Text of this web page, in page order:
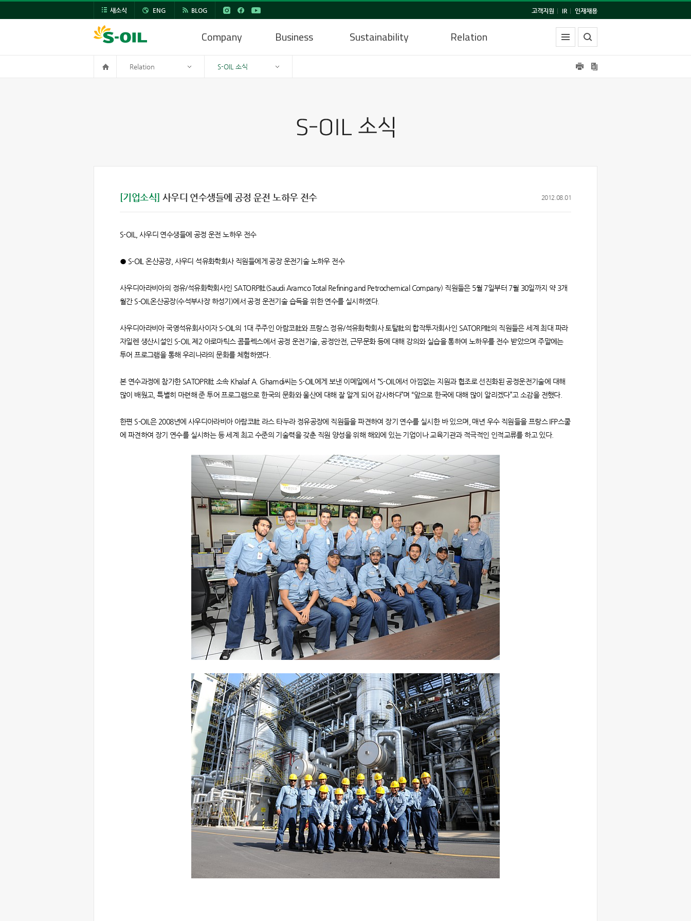
새소식 ENG BLOG 고객지원 IR 인재채용
Company Business Sustainability Relation
Relation S-OIL 소식
[기업소식] 사우디 연수생들에 공정 운전 노하우 전수 2012.08.01
S-OIL, 사우디 연수생들에 공정 운전 노하우 전수
● S-OIL 온산공장, 사우디 석유화학회사 직원들에게 공장 운전기술 노하우 전수
사우디아라비아의 정유/석유화학회사인 SATORP社(Saudi Aramco Total Refining and Petrochemical Company) 직원들은 5월 7일부터 7월 30일까지 약 3개
월간 S-OIL온산공장(수석부사장 하성기)에서 공정 운전기술 습득을 위한 연수를 실시하였다.
사우디아라비아 국영석유회사이자 S-OIL의 1대 주주인 아람코社와 프랑스 정유/석유화학회사 토탈社의 합작투자회사인 SATORP社의 직원들은 세계 최대 파라
자일렌 생산시설인 S-OIL 제2 아로마틱스 콤플렉스에서 공정 운전기술, 공정안전, 근무문화 등에 대해 강의와 실습을 통하여 노하우를 전수 받았으며 주말에는
투어 프로그램을 통해 우리나라의 문화를 체험하였다.
본 연수과정에 참가한 SATOPR社 소속 Khalaf A. Ghamdi씨는 S-OIL에게 보낸 이메일에서 “S-OIL에서 아낌없는 지원과 협조로 선진화된 공정운전기술에 대해
많이 배웠고, 특별히 마련해 준 투어 프로그램으로 한국의 문화와 울산에 대해 잘 알게 되어 감사하다”며 “앞으로 한국에 대해 많이 알리겠다”고 소감을 전했다.
한편 S-OIL은 2008년에 사우디아라비아 아람코社 라스 타누라 정유공장에 직원들을 파견하여 장기 연수를 실시한 바 있으며, 매년 우수 직원들을 프랑스 IFP스쿨
에 파견하여 장기 연수를 실시하는 등 세계 최고 수준의 기술력을 갖춘 직원 양성을 위해 해외에 있는 기업이나 교육기관과 적극적인 인적교류를 하고 있다.